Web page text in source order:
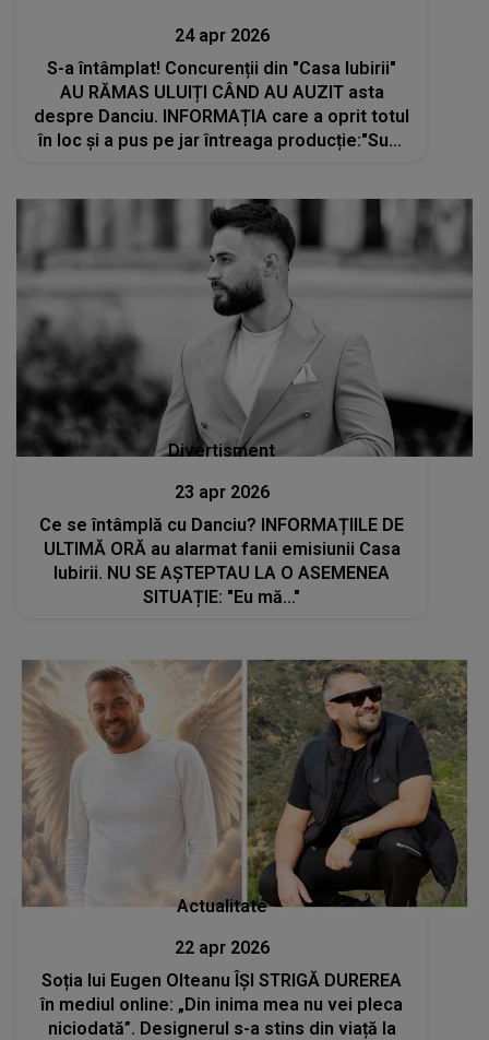
24 apr 2026
S-a întâmplat! Concurenții din "Casa Iubirii"
AU RĂMAS ULUIȚI CÂND AU AUZIT asta
despre Danciu. INFORMAȚIA care a oprit totul
în loc și a pus pe jar întreaga producție:"Sunt
Divertisment
23 apr 2026
Ce se întâmplă cu Danciu? INFORMAȚIILE DE
ULTIMĂ ORĂ au alarmat fanii emisiunii Casa
Iubirii. NU SE AȘTEPTAU LA O ASEMENEA
SITUAȚIE: "Eu mă..."
Actualitate
22 apr 2026
Soția lui Eugen Olteanu ÎȘI STRIGĂ DUREREA
în mediul online: „Din inima mea nu vei pleca
niciodată”. Designerul s-a stins din viață la